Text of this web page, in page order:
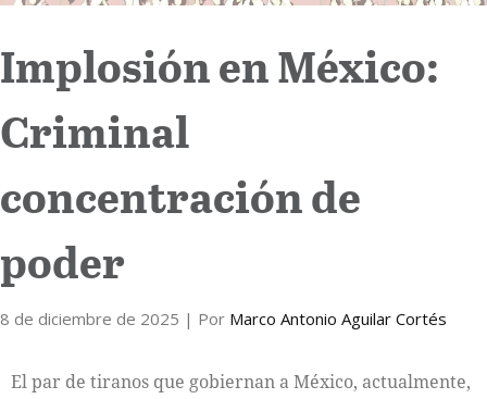
Implosión en México:
Criminal
concentración de
poder
8 de diciembre de 2025 | Por Marco Antonio Aguilar Cortés
El par de tiranos que gobiernan a México, actualmente,